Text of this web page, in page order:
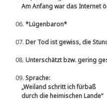
Am Anfang war das Internet
06. *Lügenbaron*
07. Der Tod ist gewiss, die
08. Unterschätzt bzw. gering
09. Sprache:
„Weiland schritt ich fürbaß
durch die heimischen Lande“